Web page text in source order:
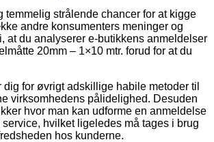
temmelig strålende chancer for at kigge
andre konsumenters meninger og
at du analyserer e-butikkens anmeldelser
20mm – 1×10 mtr. forud for at du
dig for øvrigt adskillige habile metoder til
virksomhedens pålidelighed. Desuden
hvor man kan udforme en anmeldelse
hvilket ligeledes må tages i brug
hos kunderne.